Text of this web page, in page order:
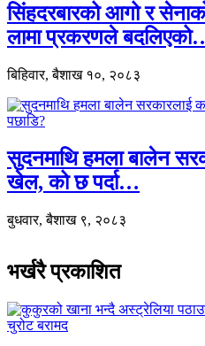
सिंहदरबारको आगो र
लामा प्रकरणले
बिहिवार, बैशाख १०, २०८३
सुदनमाथि हमला बालेन
खेल, को छ पर्दा…
बुधवार, बैशाख ९, २०८३
भर्खरै प्रकाशित